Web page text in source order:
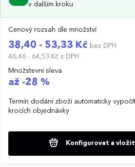
v dalším kroku
Cenový rozsah dle množství
38,40 - 53,33 Kč bez DPH
46,46 - 64,53 Kč s DPH
Množstevní sleva
až -28 %
Termín dodání zboží automaticky
krocích objednávky
Konfigurovat a